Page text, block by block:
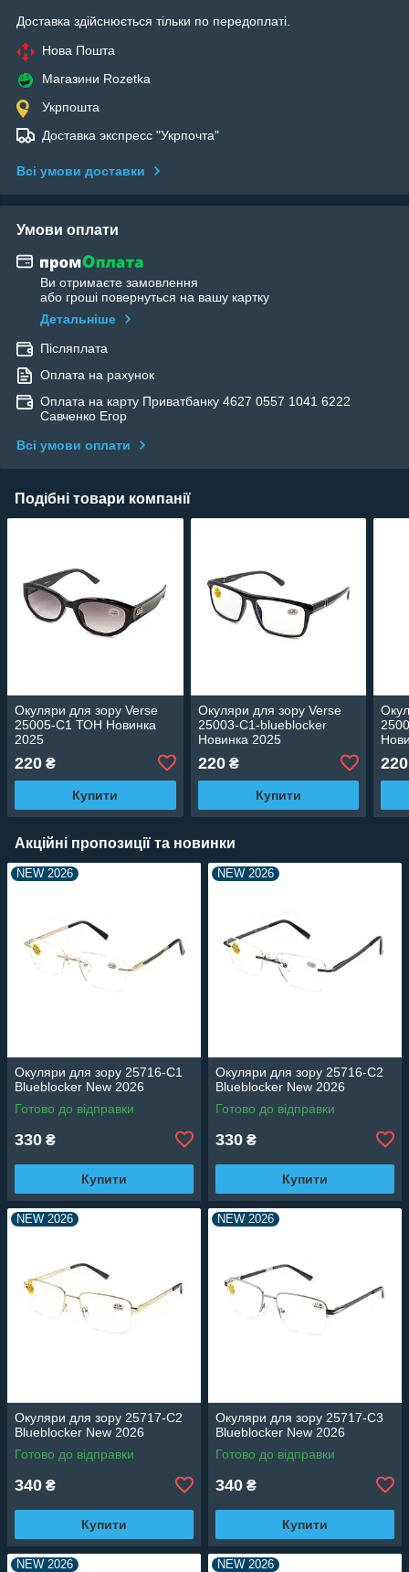
Доставка здійснюється тільки по передоплаті.
Нова Пошта
Магазини Rozetka
Укрпошта
Доставка экспресс "Укрпочта"
Всі умови доставки
Умови оплати
Ви отримаєте замовлення
або гроші повернуться на вашу картку
Детальніше
Післяплата
Оплата на рахунок
Оплата на карту Приватбанку 4627 0557 1041 6222
Савченко Егор
Всі умови оплати
Подібні товари компанії
Окуляри для зору Verse
25005-C1 ТОН Новинка
2025
220 ₴
Купити
Окуляри для зору Verse
25003-C1-blueblocker
Новинка 2025
220₴
Купити
220
Акційні пропозиції та новинки
NEW 2026
Окуляри для зору 25716-C1
Blueblocker New 2026
Готово до відправки
330 ₴
Купити
NEW 2026
Окуляри для зору 25716-C2
Blueblocker New 2026
Готово до відправки
330 ₴
Купити
NEW 2026
Окуляри для зору 25717-C2
Blueblocker New 2026
Готово до відправки
340 ₴
Купити
NEW 2026
Окуляри для зору 25717-C3
Blueblocker New 2026
Готово до відправки
340 ₴
Купити
NEW 2026 NEW 2026